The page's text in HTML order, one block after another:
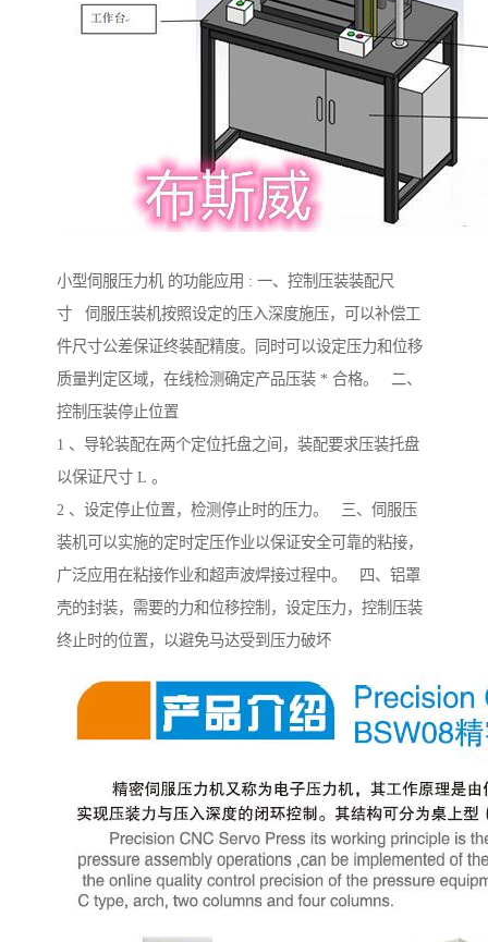
小型伺服压力机 的功能应用 : 一、控制压装装配尺
寸 伺服压装机按照设定的压入深度施压，可以补偿工
件尺寸公差保证终装配精度。同时可以设定压力和位移
质量判定区域，在线检测确定产品压装 * 合格。 二、
控制压装停止位置
1 、导轮装配在两个定位托盘之间，装配要求压装托盘
以保证尺寸 L 。
2 、设定停止位置，检测停止时的压力。 三、伺服压
装机可以实施的定时定压作业以保证安全可靠的粘接，
广泛应用在粘接作业和超声波焊接过程中。 四、铝罩
壳的封装，需要的力和位移控制，设定压力，控制压装
终止时的位置，以避免马达受到压力破坏